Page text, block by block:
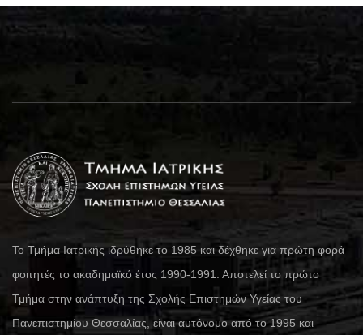
Το Τμήμα Ιατρικής ιδρύθηκε το 1985 και δέχθηκε για πρώτη φορά
φοιτητές το ακαδημαϊκό έτος 1990-1991. Αποτελεί το πρώτο
Τμήμα στην ανάπτυξη της Σχολής Επιστημών Υγείας του
Πανεπιστημίου Θεσσαλίας, είναι αυτόνομο από το 1995 και